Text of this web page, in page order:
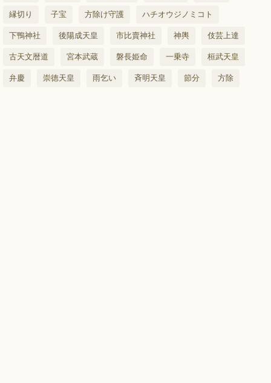
縁切り 子宝 方除け守護 ハチオウジノミコト
下鴨神社 後陽成天皇 市比賣神社 神輿 伎芸上達
古天文暦道 宮本武蔵 磐長姫命 一乗寺 桓武天皇
弁慶 崇徳天皇 雨乞い 斉明天皇 節分 方除